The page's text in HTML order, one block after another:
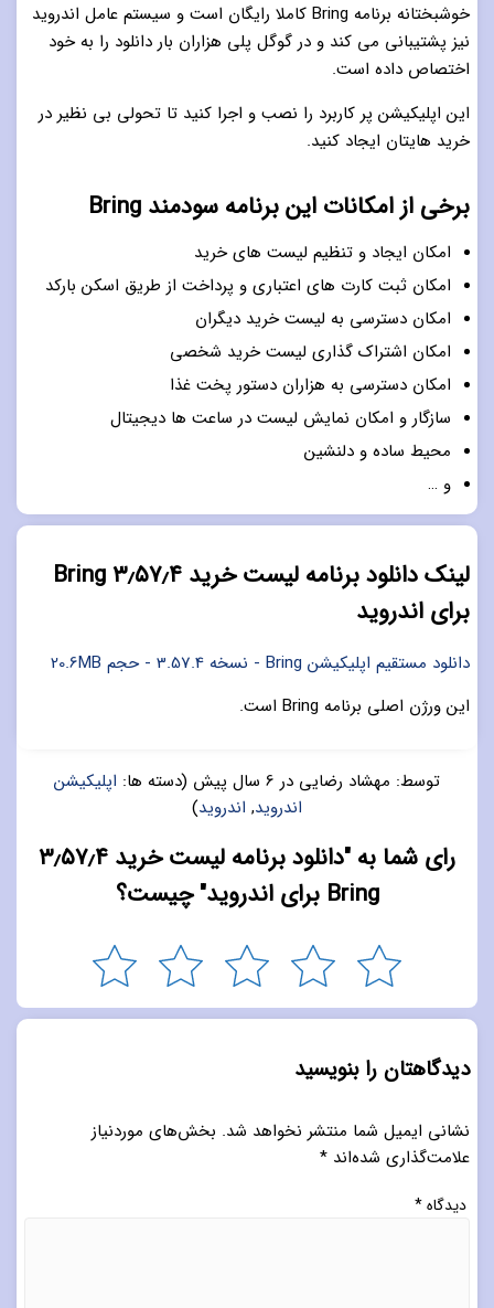
خوشبختانه برنامه Bring کاملا رایگان است و سیستم عامل اندروید
نیز پشتیبانی می کند و در گوگل پلی هزاران بار دانلود را به خود
اختصاص داده است.
این اپلیکیشن پر کاربرد را نصب و اجرا کنید تا تحولی بی نظیر در
خرید هایتان ایجاد کنید.
برخی از امکانات این برنامه سودمند Bring
امکان ایجاد و تنظیم لیست های خرید
امکان ثبت کارت های اعتباری و پرداخت از طریق اسکن بارکد
امکان دسترسی به لیست خرید دیگران
امکان اشتراک گذاری لیست خرید شخصی
امکان دسترسی به هزاران دستور پخت غذا
سازگار و امکان نمایش لیست در ساعت ها دیجیتال
محیط ساده و دلنشین
و …
لینک دانلود برنامه لیست خرید ۳٫۵۷٫۴ Bring
برای اندروید
دانلود مستقیم اپلیکیشن Bring - نسخه 3.57.4 - حجم 20.6MB
این ورژن اصلی برنامه Bring است.
توسط: مهشاد رضایی در 6 سال پیش (دسته ها: اپلیکیشن
اندروید, اندروید)
رای شما به "دانلود برنامه لیست خرید ۳٫۵۷٫۴
Bring برای اندروید" چیست؟
دیدگاهتان را بنویسید
نشانی ایمیل شما منتشر نخواهد شد. بخش‌های موردنیاز
علامت‌گذاری شده‌اند *
دیدگاه*